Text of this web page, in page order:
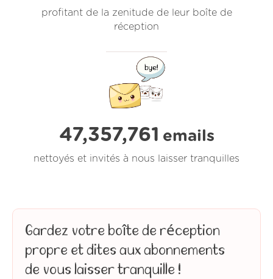
profitant de la zenitude de leur boîte de
réception
47,357,761 emails
nettoyés et invités à nous laisser tranquilles
Gardez votre boîte de réception
propre et dites aux abonnements
de vous laisser tranquille !